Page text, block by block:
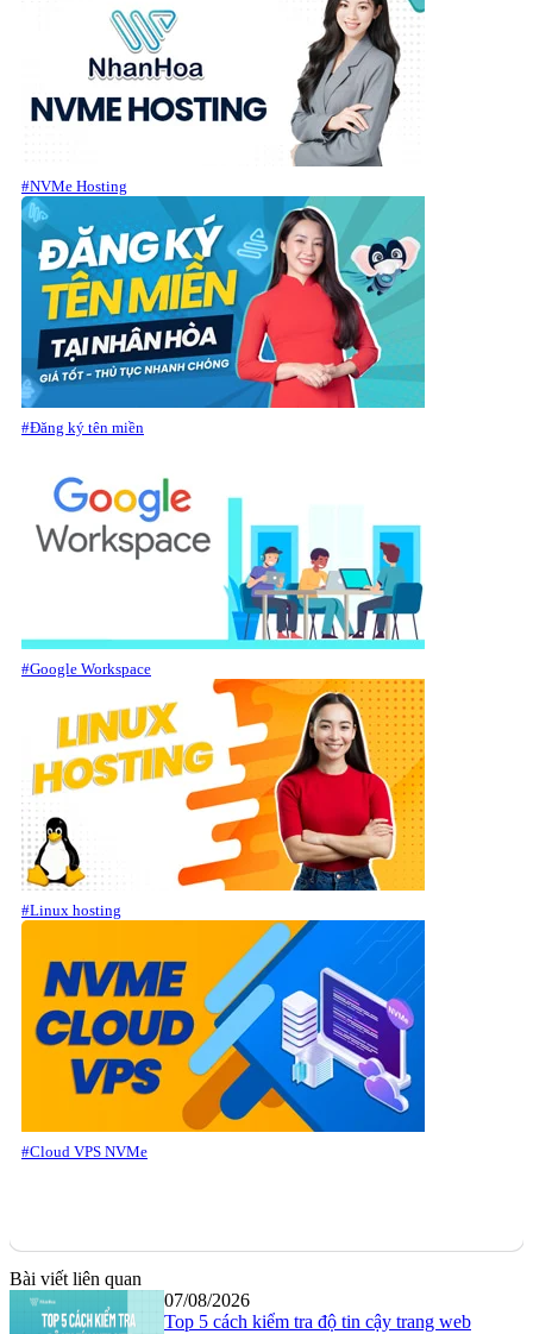
#NVMe Hosting
#Đăng ký tên miền
#Google Workspace
#Linux hosting
#Cloud VPS NVMe
Bài viết liên quan
07/08/2026
Top 5 cách kiểm tra độ tin cậy trang web